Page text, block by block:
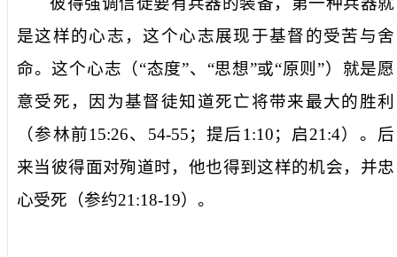
是这样的心志 ，这个心志展现于基督的受苦与舍
命。这个心志 （“态度”、“思想”或“原则”）就是愿
意受死，因为基督徒知道死亡将带来最大的胜利
（参林前15:26、 54-55；提后1:10；启21:4）。后
来当彼得面对殉道时，他也得到这样的机会，并忠
心受死（参约21:18-19）。